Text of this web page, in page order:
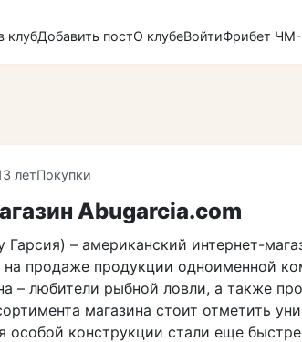
клубДобавить постО клубеВойтиФрибет
летПокупки
Abugarcia.com
Гарсия) – американский интернет-
на продаже продукции одноименной
– любители рыбной ловли, а также
магазина стоит отметить
особой конструкции стали еще